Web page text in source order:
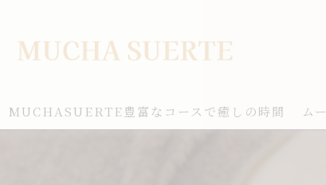
MUCHASUERTE豊富なコースで癒しの時間 ム